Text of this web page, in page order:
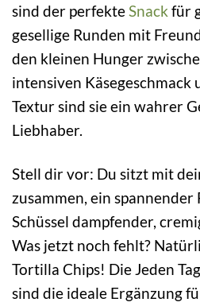
sind der perfekteSnack für
gesellige Runden mit
den kleinen Hunger
intensiven Käsegeschmack
Textur sind sie ein wahrer
Liebhaber.
Stell dir vor: Du sitzt mit
zusammen, ein
Schüssel dampfender,
Was jetzt noch fehlt?
Tortilla Chips! Die Jeden
sind die ideale Ergänzung